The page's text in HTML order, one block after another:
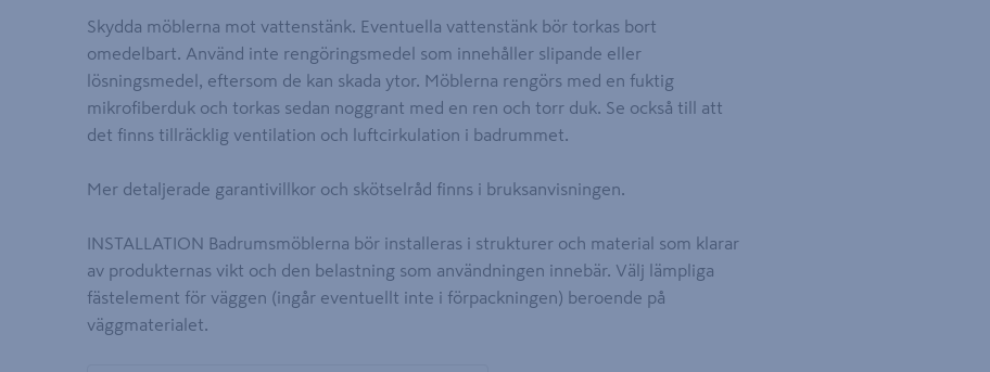
Skydda möblerna mot vattenstänk. Eventuella vattenstänk bör torkas bort
omedelbart. Använd inte rengöringsmedel som innehåller slipande eller
lösningsmedel, eftersom de kan skada ytor. Möblerna rengörs med en fuktig
mikrofiberduk och torkas sedan noggrant med en ren och torr duk. Se också till att
det finns tillräcklig ventilation och luftcirkulation i badrummet.
Mer detaljerade garantivillkor och skötselråd finns i bruksanvisningen.
INSTALLATION Badrumsmöblerna bör installeras i strukturer och material som klarar
av produkternas vikt och den belastning som användningen innebär. Välj lämpliga
fästelement för väggen (ingår eventuellt inte i förpackningen) beroende på
väggmaterialet.